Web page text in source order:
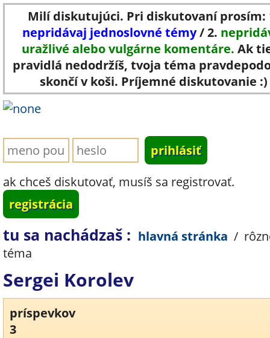
Milí diskutujúci. Pri diskutovaní prosím:
nepridávaj jednoslovné témy/ 2.
uražlivé alebo vulgárne komentáre. Ak
pravidlá nedodržíš, tvoja téma
skončí v koši. Príjemné diskutovanie :)
ak chceš diskutovať, musíš sa registrovať.
registrácia
tu sa nachádzaš : hlavná stránka /
téma
Sergei Korolev
príspevkov
3